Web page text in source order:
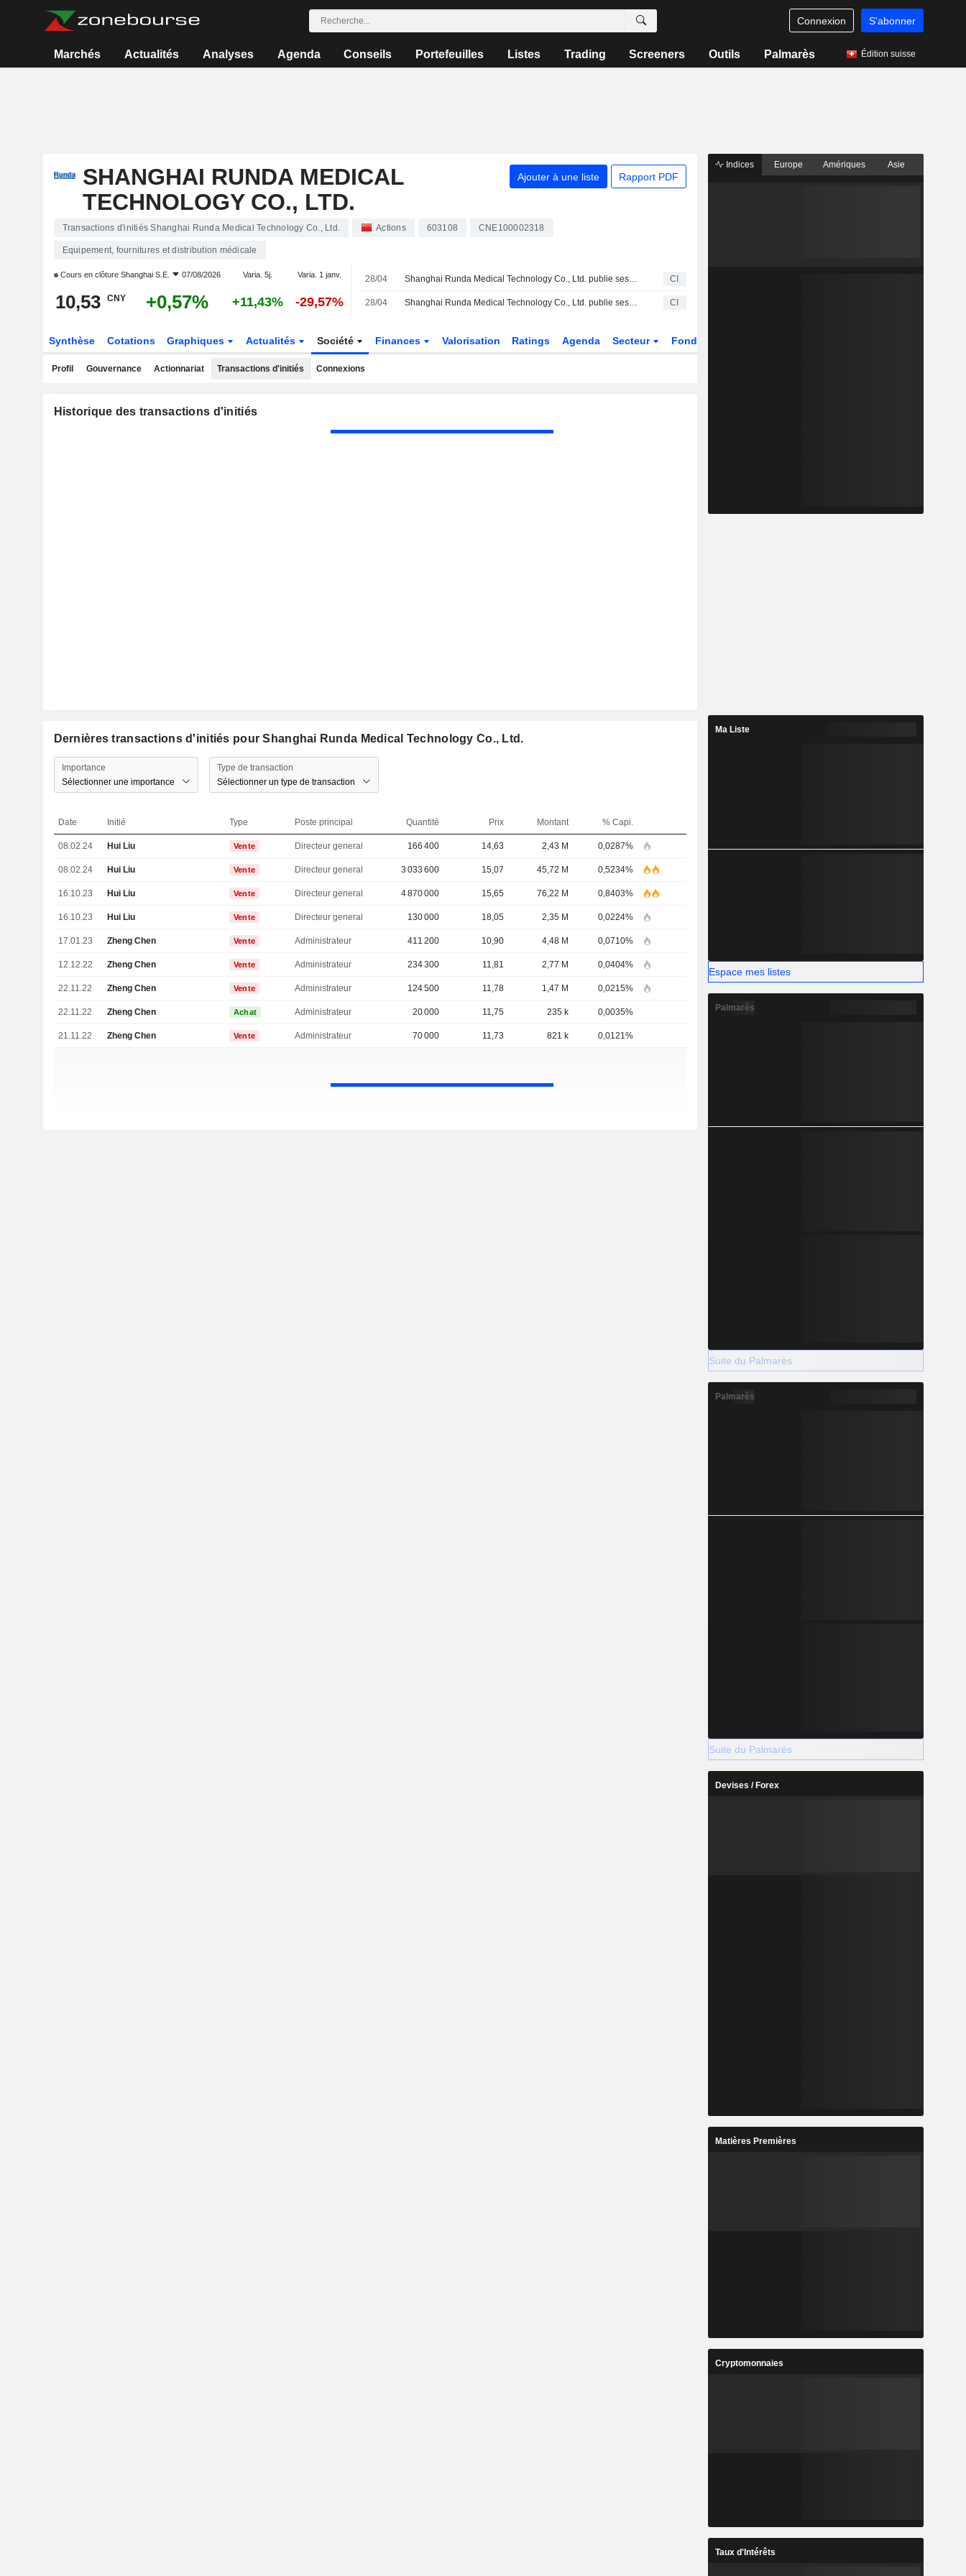
Connexion S'abonner
Marchés Actualités Analyses Agenda Conseils Portefeuilles Listes Trading Screeners Outils Palmarès Édition suisse
SHANGHAI RUNDA MEDICAL
TECHNOLOGY CO., LTD.
Ajouter à une liste Rapport PDF
Transactions d'initiés Shanghai Runda Medical Technology Co., Ltd. Actions 603108 CNE100002318
Equipement, fournitures et distribution médicale
Cours en clôture Shanghai S.E. 07/08/2026 Varia. 5j. Varia. 1 janv.
10,53 CNY +0,57% +11,43% -29,57%
28/04 Shanghai Runda Medical Technology Co., Ltd. publie ses résultats pour le premier trimestre clos le 31 mars 2026 CI
28/04 Shanghai Runda Medical Technology Co., Ltd. publie ses résultats pour l'exercice clos le 31 décembre 2025 CI
Synthèse Cotations Graphiques Actualités Société Finances Valorisation Ratings Agenda Secteur Fonds et ETFs
Profil Gouvernance Actionnariat Transactions d'initiés Connexions
Historique des transactions d'initiés
Dernières transactions d'initiés pour Shanghai Runda Medical Technology Co., Ltd.
Importance
Sélectionner une importance
Type de transaction
Sélectionner un type de transaction
Date Initié Type Poste principal Quantité Prix Montant % Capi.
08.02.24 Hui Liu Vente Directeur general 166 400 14,63 2,43 M 0,0287%
08.02.24 Hui Liu Vente Directeur general 3 033 600 15,07 45,72 M 0,5234%
16.10.23 Hui Liu Vente Directeur general 4 870 000 15,65 76,22 M 0,8403%
16.10.23 Hui Liu Vente Directeur general 130 000 18,05 2,35 M 0,0224%
17.01.23 Zheng Chen Vente Administrateur 411 200 10,90 4,48 M 0,0710%
12.12.22 Zheng Chen Vente Administrateur 234 300 11,81 2,77 M 0,0404%
22.11.22 Zheng Chen Vente Administrateur 124 500 11,78 1,47 M 0,0215%
22.11.22 Zheng Chen Achat Administrateur 20 000 11,75 235 k 0,0035%
21.11.22 Zheng Chen Vente Administrateur 70 000 11,73 821 k 0,0121%
Indices Europe Amériques Asie
Ma Liste
Espace mes listes
Palmarès
Suite du Palmarès
Palmarès
Suite du Palmarès
Devises / Forex
Matières Premières
Cryptomonnaies
Taux d'Intérêts